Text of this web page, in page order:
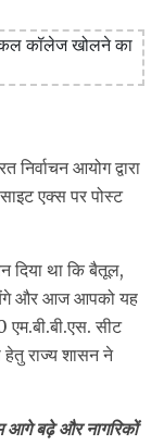
आयोग द्वारा
एक्स पर पोस्ट
दिया था कि बैतूल,
और आज आपको यह
एम.बी.बी.एस. सीट
हेतु राज्य शासन ने
आगे बढ़े और नागरिकों